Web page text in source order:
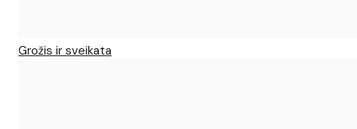
Grožis ir sveikata